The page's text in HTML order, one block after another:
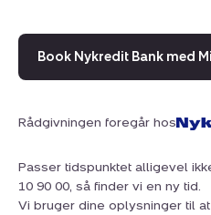
Book Nykredit Bank med
Rådgivningen foregår hos
Passer tidspunktet alligevel
10 90 00, så finder vi en ny tid.
Vi bruger dine oplysninger til